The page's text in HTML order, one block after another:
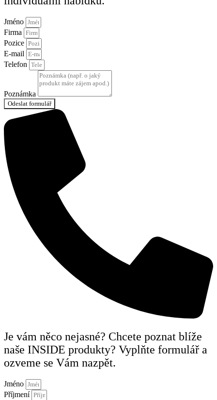
Jméno
Firma
Pozice
E-mail
Telefon
Poznámka
Odeslat formulář
Je vám něco nejasné? Chcete poznat blíže
naše INSIDE produkty? Vyplňte formulář a
ozveme se Vám nazpět.
Jméno
Příjmení